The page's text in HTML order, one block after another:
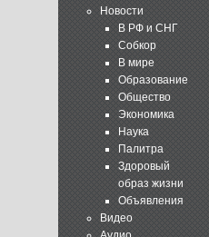
Новости
В РФ и СНГ
Собкор
В мире
Образование
Общество
Экономика
Наука
Палитра
Здоровый
образ жизни
Объявления
Видео